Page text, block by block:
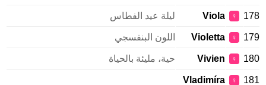
178
♀
Viola ليلة عيد الفطاس
179
♀
Violetta اللون البنفسجي
180
♀
Vivien حية، مليئة بالحياة
181
♀
Vladimíra